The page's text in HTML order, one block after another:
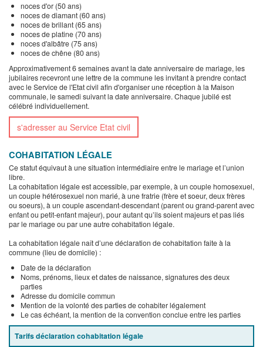
noces d'or (50 ans)
noces de diamant (60 ans)
noces de brillant (65 ans)
noces de platine (70 ans)
noces d'albâtre (75 ans)
noces de chêne (80 ans)
Approximativement 6 semaines avant la date anniversaire de mariage, les
jubilaires recevront une lettre de la commune les invitant à prendre contact
avec le Service de l'Etat civil afin d'organiser une réception à la Maison
communale, le samedi suivant la date anniversaire. Chaque jubilé est
célébré individuellement.
s'adresser au Service Etat civil
COHABITATION LÉGALE
Ce statut équivaut à une situation intermédiaire entre le mariage et l’union
libre.
La cohabitation légale est accessible, par exemple, à un couple homosexuel,
un couple hétérosexuel non marié, à une fratrie (frère et soeur, deux frères
ou soeurs), à un couple ascendant-descendant (parent ou grand-parent avec
enfant ou petit-enfant majeur), pour autant qu’ils soient majeurs et pas liés
par le mariage ou par une autre cohabitation légale.
La cohabitation légale naît d’une déclaration de cohabitation faite à la
commune (lieu de domicile) :
Date de la déclaration
Noms, prénoms, lieux et dates de naissance, signatures des deux
parties
Adresse du domicile commun
Mention de la volonté des parties de cohabiter légalement
Le cas échéant, la mention de la convention conclue entre les parties
Tarifs déclaration cohabitation légale